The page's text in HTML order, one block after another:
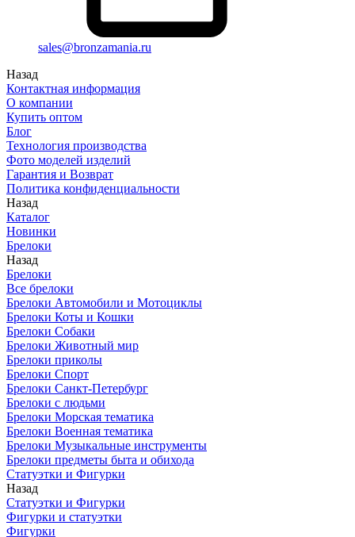
sales@bronzamania.ru
Назад
Контактная информация
О компании
Купить оптом
Блог
Технология производства
Фото моделей изделий
Гарантия и Возврат
Политика конфиденциальности
Назад
Каталог
Новинки
Брелоки
Назад
Брелоки
Все брелоки
Брелоки Автомобили и Мотоциклы
Брелоки Коты и Кошки
Брелоки Собаки
Брелоки Животный мир
Брелоки приколы
Брелоки Спорт
Брелоки Санкт-Петербург
Брелоки с людьми
Брелоки Морская тематика
Брелоки Военная тематика
Брелоки Музыкальные инструменты
Брелоки предметы быта и обихода
Статуэтки и Фигурки
Назад
Статуэтки и Фигурки
Фигурки и статуэтки
Фигурки